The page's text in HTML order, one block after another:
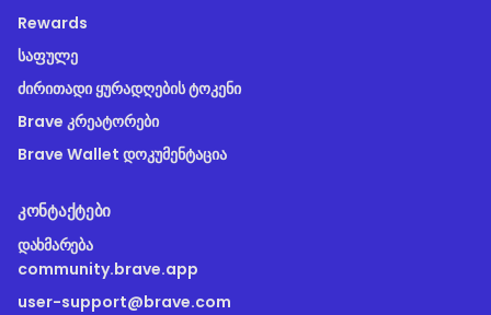
Rewards
საფულე
ძირითადი ყურადღების ტოკენი
Brave კრეატორები
Brave Wallet დოკუმენტაცია
ᲙᲝᲜᲢᲐᲥᲢᲔᲑᲘ
ᲓᲐᲮᲛᲐᲠᲔᲑᲐ
community.brave.app
user-support@brave.com